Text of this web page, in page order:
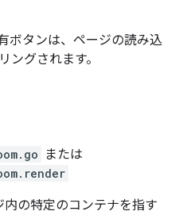
ボタンは、ページの読み込
ングされます。
または
の特定のコンテナを指す